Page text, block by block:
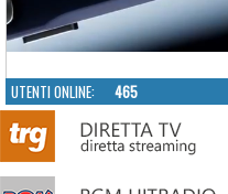
UTENTI ONLINE: 465